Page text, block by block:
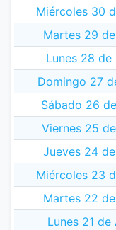
Miércoles 30
Martes 29
Lunes 28
Domingo 27
Sábado 26
Viernes 25
Jueves 24
Miércoles 23
Martes 22
Lunes 21